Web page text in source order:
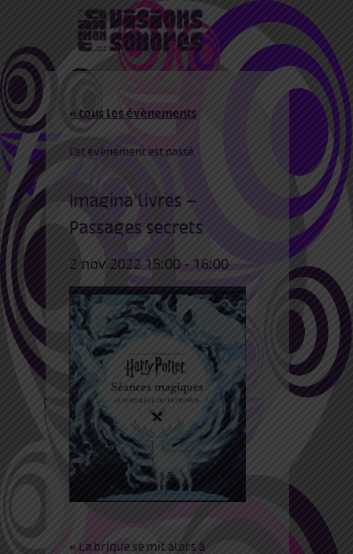
« tous les évènements
Cet évènement est passé
Imagina’livres –
Passages secrets
2 nov 2022 15:00-16:00
« La brique se mit alors à